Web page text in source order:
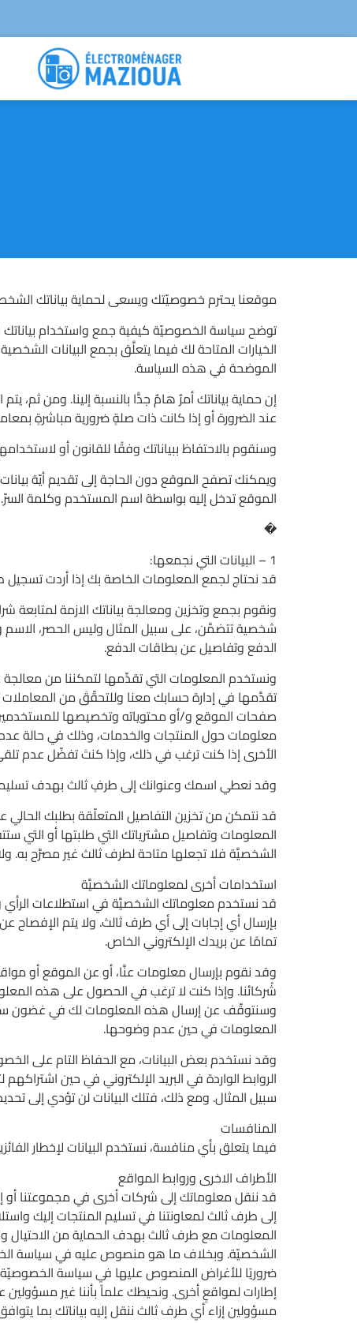
موقعنا يحترم خصوصيّتك ويسعى لحماية بياناتك
توضح سياسة الخصوصيّة كيفية جمع واستخدام
الخيارات المتاحة لكَ فيما يتعلَّق بجمع البيانات
الموضحة في هذه السياسة.
إن حماية بياناتك أمرٌ هامٌ جدًّا بالنسبة إلينا. ومن
عند الضرورة أو إذا كانت ذات صلةٍ ضرورية مباشرةٍ
وسنقوم بالاحتفاظ ببياناتك وفقًا للقانون أو
ويمكنك تصفح الموقع دون الحاجة إلى تقديم أيّة
الموقع تدخل إليه بواسطة اسم المستخدم وكلمة السرّ.
�
1 – البيانات التي نجمعها:
قد نحتاج لجمع المعلومات الخاصة بكَ إذا أردت
ونقوم بجمع وتخزين ومعالجة بياناتك الازمة
شخصية تتضمَّن، على سبيل المثال وليس الحصر، الاسم
الدفع وتفاصيل عن بطاقات الدفع.
ونستخدم المعلومات التي تقدِّمها لتمكننا من
تقدَّمها في إدارة حسابك معنا وللتحقّقَ من المعاملات
صفحات الموقع و/أو محتوياته وتخصيصها للمستخدمين.
معلومات حول المنتجات والخدمات، وذلك في حالة عدم
الأخرى إذا كنت ترغب في ذلك، وإذا كنتَ تفضّل عدم
وقد نعطي اسمك وعنوانك إلى طرفٍ ثالث بهدف
قد نتمكن من تخزين التفاصيل المتعلّقة بطلبك
المعلومات وتفاصيل مشترياتك التي طلبتها أو التي
الشخصيَّة فلا تجعلها متاحة لطرف ثالث غير مصرَّح به.
استخدامات أخرى لمعلوماتك الشخصيَّة
قد نستخدم معلوماتك الشخصيَّة في استطلاعات الرأي
بإرسال أي إجابات إلى أي طرف ثالث. ولا يتم الإفصاح
تمامًا عن بريدك الإلكتروني الخاص.
وقد نقوم بإرسال معلومات عنَّا، أو عن الموقع أو
شُركائنا. وإذا كنت لا ترغب في الحصول على هذه
وسنتوقّف عن إرسال هذه المعلومات لك في غضون سبع
المعلومات في حين عدم وضوحها.
وقد نستخدم بعض البيانات، مع الحفاظ التام على
الروابط الواردة في البريد الإلكتروني في حين
سبيل المثال. ومع ذلك، فتلك البيانات لن تؤدي إلى
المنافسات
فيما يتعلق بأي منافسة، نستخدم البيانات لإخطار
الأطراف الاخرى وروابط المواقع
قد ننقل معلوماتك إلى شركات أخرى في مجموعتنا أو
إلى طرف ثالث لمعاونتنا في تسليم المنتجات إليك
المعلومات مع طرف ثالث بهدف الحماية من الاحتيال
الشخصيّة. وبخلاف ما هو منصوص عليه في سياسة
ضروريًا للأغراض المنصوص عليها في سياسة
إطارات لمواقعٍ أخرى. ونحيطك علماً بأننا غير
مسؤولين إزاء أي طرف ثالث ننقل إليه بياناتك بما